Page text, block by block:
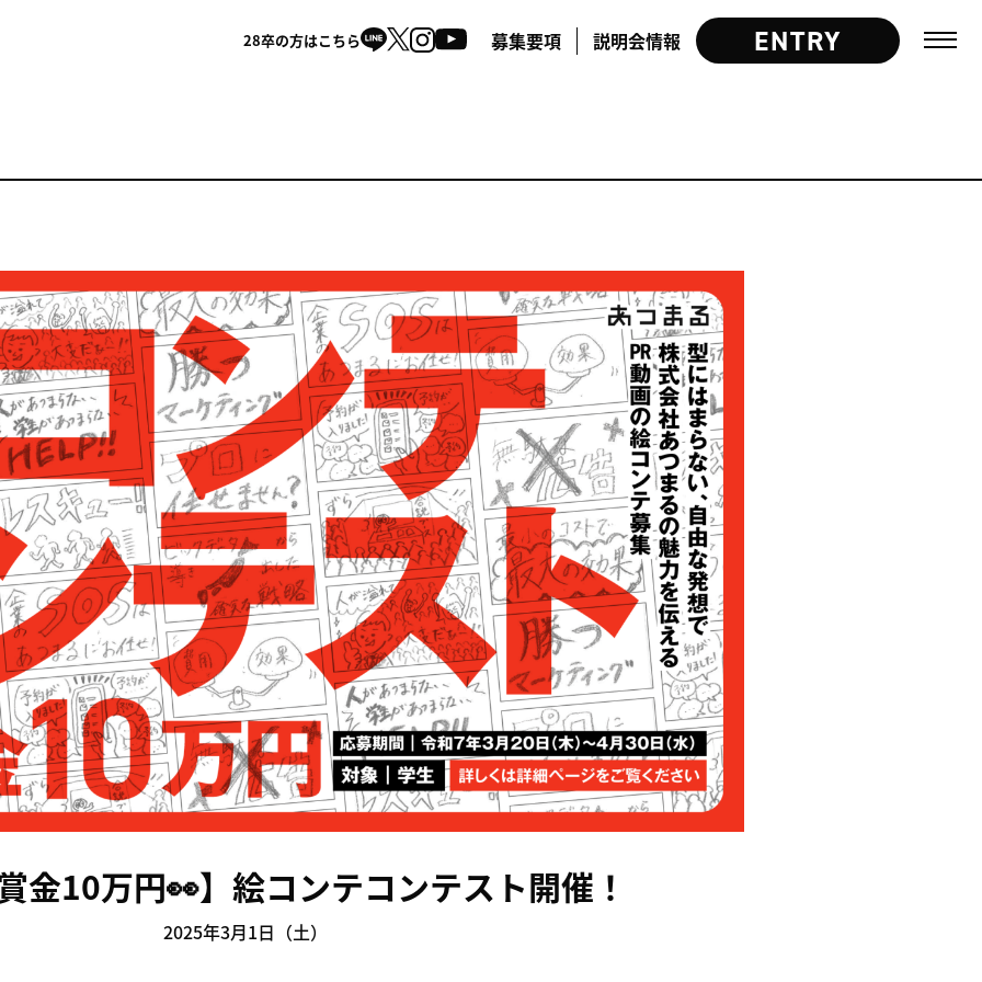
28卒の方はこちら 募集要項 説明会情報 ENTRY
金10万円👀】絵コンテコンテスト開催！
2025年3月1日（土）